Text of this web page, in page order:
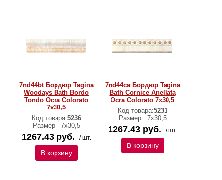
7nd44bt Бордюр Tagina
Woodays Bath Bordo
Tondo Ocra Colorato
7x30,5
Код товара:5236
Размер: 7x30,5
1267.43 руб. / шт.
В корзину
7nd44ca Бордюр Tagina
Bath Cornice Anellata
Ocra Colorato 7x30,5
Код товара:5231
Размер: 7x30,5
1267.43 руб. / шт.
В корзину